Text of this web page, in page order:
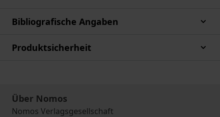
Bibliografische Angaben
Produktsicherheit
Über Nomos
Nomos Verlagsgesellschaft